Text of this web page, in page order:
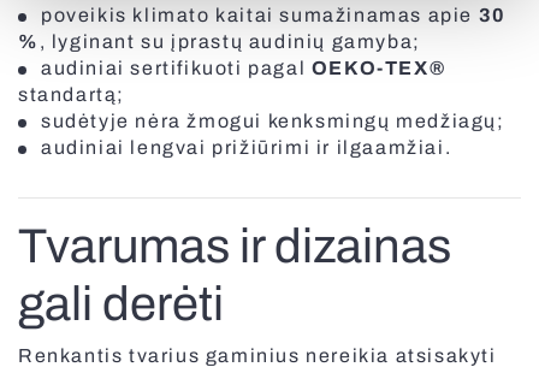
Fasado žaliuzės
poveikis klimato kaitai sumažinamas apie 30
% , lyginant su įprastų audinių gamyba;
audiniai sertifikuoti pagal OEKO-TEX®
standartą;
sudėtyje nėra žmogui kenksmingų medžiagų;
audiniai lengvai prižiūrimi ir ilgaamžiai.
Tvarumas ir dizainas
gali derėti
Renkantis tvarius gaminius nereikia atsisakyti